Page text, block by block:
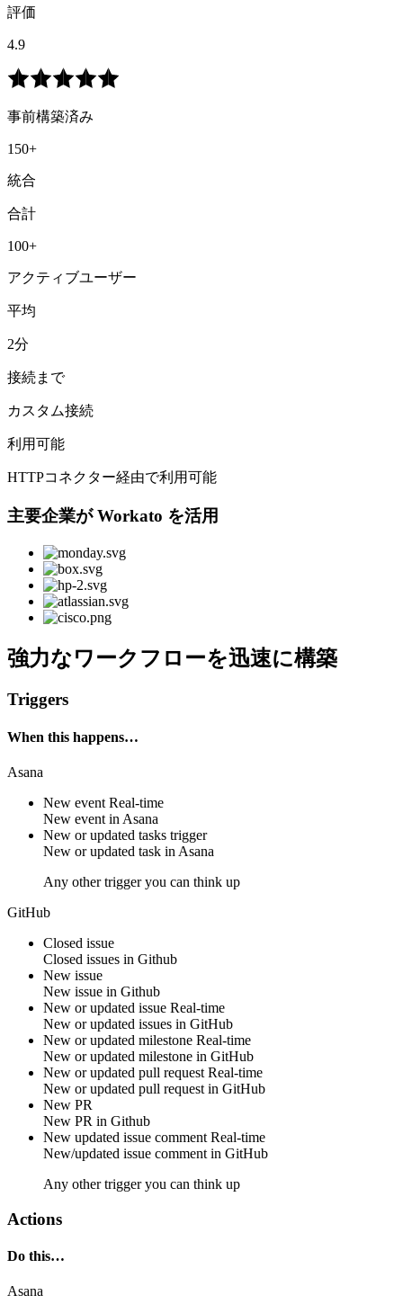
評価
4.9
事前構築済み
150+
統合
合計
100+
アクティブユーザー
平均
2分
接続まで
カスタム接続
利用可能
HTTPコネクター経由で利用可能
主要企業が Workato を活用
強力なワークフローを迅速に構築
Triggers
When this happens…
Asana
New event Real-time
New event in Asana
New or updated tasks trigger
New or updated task in Asana
Any other trigger you can think up
GitHub
Closed issue
Closed issues in Github
New issue
New issue in Github
New or updated issue Real-time
New or updated issues in GitHub
New or updated milestone Real-time
New or updated milestone in GitHub
New or updated pull request Real-time
New or updated pull request in GitHub
New PR
New PR in Github
New updated issue comment Real-time
New/updated issue comment in GitHub
Any other trigger you can think up
Actions
Do this…
Asana